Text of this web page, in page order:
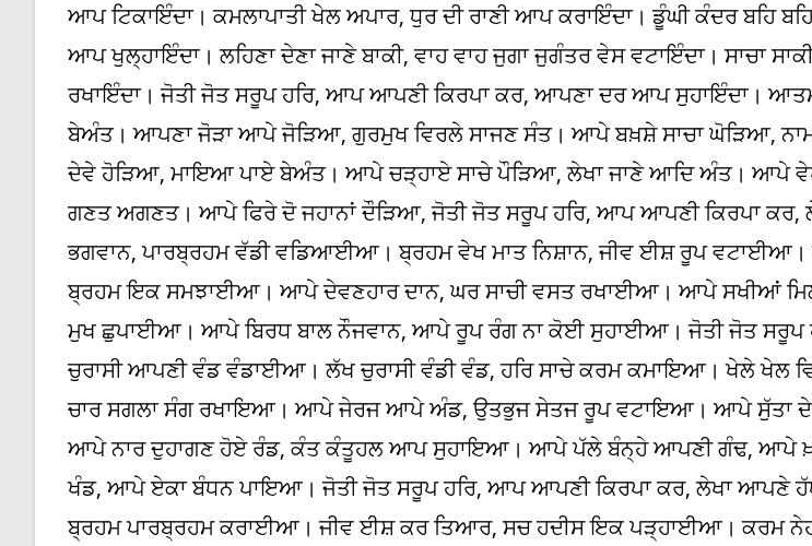
ਆਪ ਟਿਕਾਇੰਦਾ। ਕਮਲਾਪਾਤੀ ਖੇਲ ਅਪਾਰ, ਧੁਰ ਦੀ ਰਾਣੀ ਆਪ ਕਰਾਇੰਦਾ। ਡੂੰਘੀ ਕੰਦਰ ਬਹਿ ਬਹਿ
ਆਪ ਖੁਲ੍ਹਾਇੰਦਾ। ਲਹਿਣਾ ਦੇਣਾ ਜਾਣੇ ਬਾਕੀ, ਵਾਹ ਵਾਹ ਜੁਗਾ ਜੁਗੰਤਰ ਵੇਸ ਵਟਾਇੰਦਾ। ਸਾਚਾ
ਰਖਾਇੰਦਾ। ਜੋਤੀ ਜੋਤ ਸਰੂਪ ਹਰਿ, ਆਪ ਆਪਣੀ ਕਿਰਪਾ ਕਰ, ਆਪਣਾ ਦਰ ਆਪ ਸੁਹਾਇੰਦਾ।
ਬੇਅੰਤ। ਆਪਣਾ ਜੋੜਾ ਆਪੇ ਜੋੜਿਆ, ਗੁਰਮੁਖ ਵਿਰਲੇ ਸਾਜਣ ਸੰਤ। ਆਪੇ ਬਖ਼ਸ਼ੇ ਸਾਚਾ ਘੋੜਿਆ,
ਦੇਵੇ ਹੋੜਿਆ, ਮਾਇਆ ਪਾਏ ਬੇਅੰਤ। ਆਪੇ ਚੜ੍ਹਾਏ ਸਾਚੇ ਪੌੜਿਆ, ਲੇਖਾ ਜਾਣੇ ਆਦਿ ਅੰਤ। ਆਪੇ ਵੇਖੇ
ਗਣਤ ਅਗਣਤ। ਆਪੇ ਫਿਰੇ ਦੋ ਜਹਾਨਾਂ ਦੌੜਿਆ, ਜੋਤੀ ਜੋਤ ਸਰੂਪ ਹਰਿ, ਆਪ ਆਪਣੀ ਕਿਰਪਾ ਕਰ,
ਭਗਵਾਨ, ਪਾਰਬ੍ਰਹਮ ਵੱਡੀ ਵਡਿਆਈਆ। ਬ੍ਰਹਮ ਵੇਖ ਮਾਤ ਨਿਸ਼ਾਨ, ਜੀਵ ਈਸ਼ ਰੂਪ
ਬ੍ਰਹਮ ਇਕ ਸਮਝਾਈਆ। ਆਪੇ ਦੇਵਣਹਾਰ ਦਾਨ, ਘਰ ਸਾਚੀ ਵਸਤ ਰਖਾਈਆ। ਆਪੇ ਸਖੀਆਂ
ਮੁਖ ਛੁਪਾਈਆ। ਆਪੇ ਬਿਰਧ ਬਾਲ ਨੌਜਵਾਨ, ਆਪੇ ਰੂਪ ਰੰਗ ਨਾ ਕੋਈ ਸੁਹਾਈਆ। ਜੋਤੀ ਜੋਤ ਸਰੂਪ
ਚੁਰਾਸੀ ਆਪਣੀ ਵੰਡ ਵੰਡਾਈਆ। ਲੱਖ ਚੁਰਾਸੀ ਵੰਡੀ ਵੰਡ, ਹਰਿ ਸਾਚੇ ਕਰਮ ਕਮਾਇਆ। ਖੇਲੇ ਖੇਲ
ਚਾਰ ਸਗਲਾ ਸੰਗ ਰਖਾਇਆ। ਆਪੇ ਜੇਰਜ ਆਪੇ ਅੰਡ, ਉਤਭੁਜ ਸੇਤਜ ਰੂਪ ਵਟਾਇਆ। ਆਪੇ ਸੁੱਤਾ
ਆਪੇ ਨਾਰ ਦੁਹਾਗਣ ਹੋਏ ਰੰਡ, ਕੰਤ ਕੰਤੂਹਲ ਆਪ ਸੁਹਾਇਆ। ਆਪੇ ਪੱਲੇ ਬੰਨ੍ਹੇ ਆਪਣੀ ਗੰਢ, ਆਪੇ
ਖੰਡ, ਆਪੇ ਏਕਾ ਬੰਧਨ ਪਾਇਆ। ਜੋਤੀ ਜੋਤ ਸਰੂਪ ਹਰਿ, ਆਪ ਆਪਣੀ ਕਿਰਪਾ ਕਰ, ਲੇਖਾ ਆਪਣੇ
ਬ੍ਰਹਮ ਪਾਰਬ੍ਰਹਮ ਕਰਾਈਆ। ਜੀਵ ਈਸ਼ ਕਰ ਤਿਆਰ, ਸਚ ਹਦੀਸ ਇਕ ਪੜ੍ਹਾਈਆ। ਕਰਮ